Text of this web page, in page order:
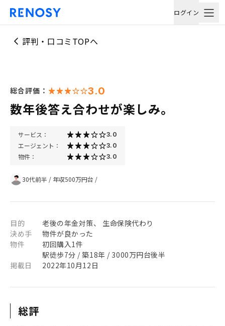
ログイン
評判・口コミTOPへ
総合評価： 3.0
数年後答え合わせが楽しみ。
サービス： 3.0
エージェント： 3.0
物件： 3.0
30代前半 / 年収500万円台 /
目的
老後の年金対策、 生命保険代わり
決め手
物件が良かった
物件
初回購入1件
駅徒歩7分 / 築18年 / 3000万円台後半
掲載日
2022年10月12日
総評